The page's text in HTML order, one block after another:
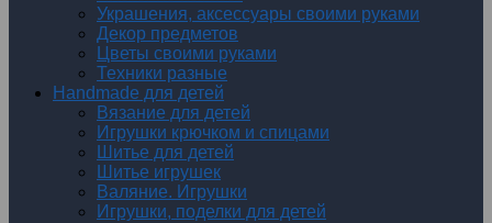
Украшения, аксессуары своими руками
Декор предметов
Цветы своими руками
Техники разные
Handmade для детей
Вязание для детей
Игрушки крючком и спицами
Шитье для детей
Шитье игрушек
Валяние. Игрушки
Игрушки, поделки для детей